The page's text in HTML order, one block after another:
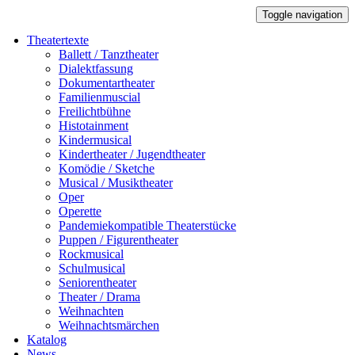
Toggle navigation
Theatertexte
Ballett / Tanztheater
Dialektfassung
Dokumentartheater
Familienmuscial
Freilichtbühne
Histotainment
Kindermusical
Kindertheater / Jugendtheater
Komödie / Sketche
Musical / Musiktheater
Oper
Operette
Pandemiekompatible Theaterstücke
Puppen / Figurentheater
Rockmusical
Schulmusical
Seniorentheater
Theater / Drama
Weihnachten
Weihnachtsmärchen
Katalog